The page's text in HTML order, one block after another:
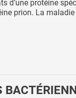
d’une protéine
prion. La